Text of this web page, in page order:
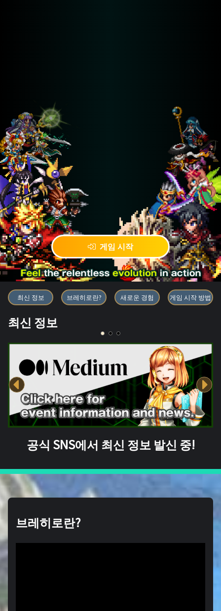
게임 시작
블록체인 게임 「BRAVE
최신 정보 브레히로란? 새로운 경험 게임 시작 방법
최신 정보
공식 SNS에서 최신 정보 발신 중!
브레히로란?